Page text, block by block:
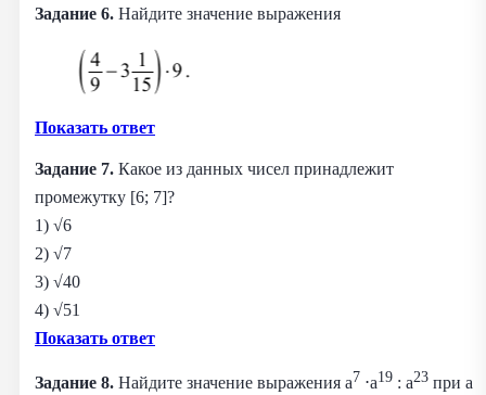
Задание 6. Найдите значение выражения
Показать ответ
Задание 7. Какое из данных чисел принадлежит
промежутку [6; 7]?
1) √6
2) √7
3) √40
4) √51
Показать ответ
Задание 8. Найдите значение выражения a7 ⋅a19 : a23 при a